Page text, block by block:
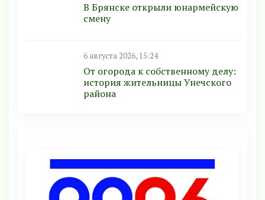
В Брянске открыли юнармейскую
смену
6 августа 2026, 15:24
От огорода к собственному делу:
история жительницы Унечского
района